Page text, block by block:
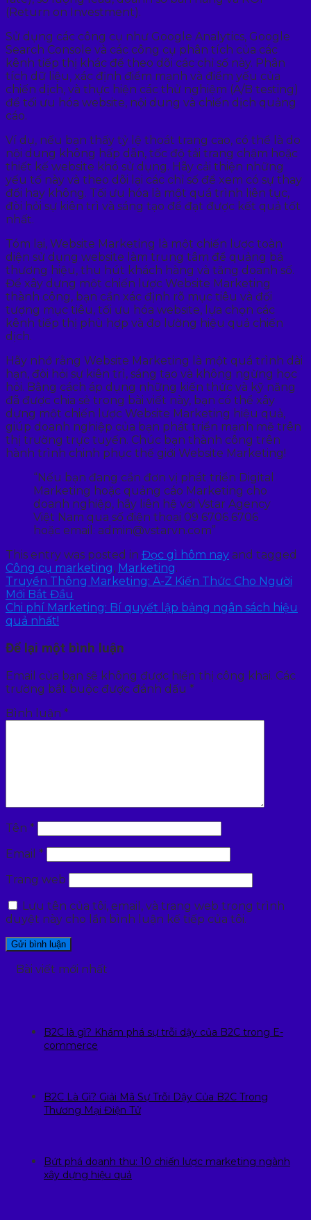
(Return on Investment).
Sử dụng các công cụ như Google Analytics, Google
Search Console và các công cụ phân tích của các
kênh tiếp thị khác để theo dõi các chỉ số này. Phân
tích dữ liệu, xác định điểm mạnh và điểm yếu của
chiến dịch, và thực hiện các thử nghiệm (A/B testing)
để tối ưu hóa website, nội dung và chiến dịch quảng
cáo.
Ví dụ, nếu bạn thấy tỷ lệ thoát trang cao, có thể là do
nội dung không hấp dẫn, tốc độ tải trang chậm hoặc
thiết kế website khó sử dụng. Hãy cải thiện những
yếu tố này và theo dõi lại các chỉ số để xem có sự thay
đổi hay không. Tối ưu hóa là một quá trình liên tục,
đòi hỏi sự kiên trì và sáng tạo để đạt được kết quả tốt
nhất.
Tóm lại, Website Marketing là một chiến lược toàn
diện sử dụng website làm trung tâm để quảng bá
thương hiệu, thu hút khách hàng và tăng doanh số.
Để xây dựng một chiến lược Website Marketing
thành công, bạn cần xác định rõ mục tiêu và đối
tượng mục tiêu, tối ưu hóa website, lựa chọn các
kênh tiếp thị phù hợp và đo lường hiệu quả chiến
dịch.
Hãy nhớ rằng Website Marketing là một quá trình dài
hạn, đòi hỏi sự kiên trì, sáng tạo và không ngừng học
hỏi. Bằng cách áp dụng những kiến thức và kỹ năng
đã được chia sẻ trong bài viết này, bạn có thể xây
dựng một chiến lược Website Marketing hiệu quả,
giúp doanh nghiệp của bạn phát triển mạnh mẽ trên
thị trường trực tuyến. Chúc bạn thành công trên
hành trình chinh phục thế giới Website Marketing!
“Nếu bạn đang cần đơn vị phát triển Digital
Marketing hoặc quảng cáo Marketing cho
doanh nghiệp, hãy liên hệ với Vstar Agency
Việt Nam qua số điện thoại 09 6706 6706
hoặc email: admin@vstarvn.com”
This entry was posted in Đọc gì hôm nay and tagged
Công cụ marketing, Marketing.
Truyền Thông Marketing: A-Z Kiến Thức Cho Người
Mới Bắt Đầu
Chi phí Marketing: Bí quyết lập bảng ngân sách hiệu
quả nhất!
Để lại một bình luận
Email của bạn sẽ không được hiển thị công khai. Các
trường bắt buộc được đánh dấu *
Bình luận *
Tên *
Email *
Trang web
Lưu tên của tôi, email, và trang web trong trình
duyệt này cho lần bình luận kế tiếp của tôi.
Bài viết mới nhất
B2C là gì? Khám phá sự trỗi dậy của B2C trong E-
commerce
B2C Là Gì? Giải Mã Sự Trỗi Dậy Của B2C Trong
Thương Mại Điện Tử
Bứt phá doanh thu: 10 chiến lược marketing ngành
xây dựng hiệu quả